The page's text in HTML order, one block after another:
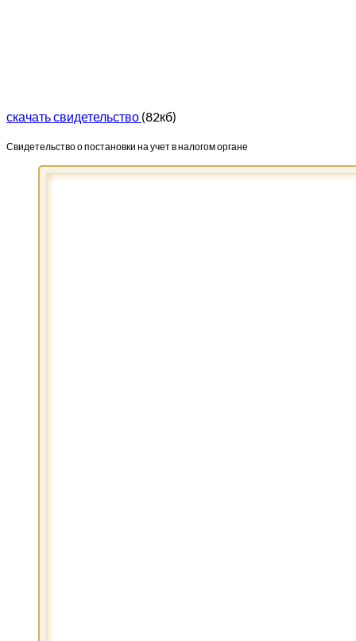
скачать свидетельство (82кб)
Свидетельство о постановки на учет в налогом органе